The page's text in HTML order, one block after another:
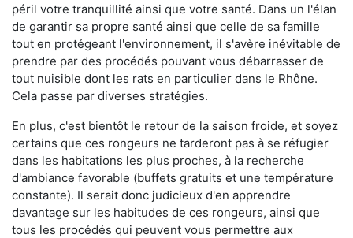
péril votre tranquillité ainsi que votre santé. Dans un l'élan
de garantir sa propre santé ainsi que celle de sa famille
tout en protégeant l'environnement, il s'avère inévitable de
prendre par des procédés pouvant vous débarrasser de
tout nuisible dont les rats en particulier dans le Rhône.
Cela passe par diverses stratégies.
En plus, c'est bientôt le retour de la saison froide, et soyez
certains que ces rongeurs ne tarderont pas à se réfugier
dans les habitations les plus proches, à la recherche
d'ambiance favorable (buffets gratuits et une température
constante). Il serait donc judicieux d'en apprendre
davantage sur les habitudes de ces rongeurs, ainsi que
tous les procédés qui peuvent vous permettre aux